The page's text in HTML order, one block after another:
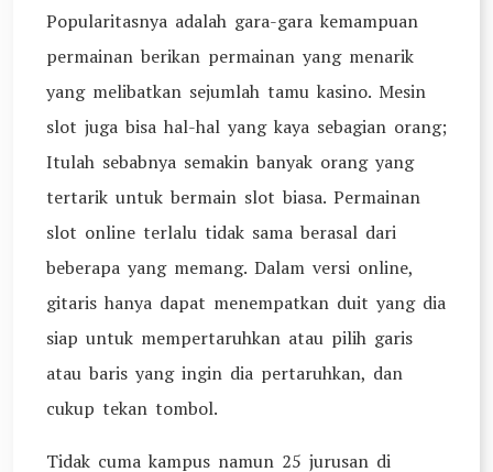
Popularitasnya adalah gara-gara kemampuan
permainan berikan permainan yang menarik
yang melibatkan sejumlah tamu kasino. Mesin
slot juga bisa hal-hal yang kaya sebagian orang;
Itulah sebabnya semakin banyak orang yang
tertarik untuk bermain slot biasa. Permainan
slot online terlalu tidak sama berasal dari
beberapa yang memang. Dalam versi online,
gitaris hanya dapat menempatkan duit yang dia
siap untuk mempertaruhkan atau pilih garis
atau baris yang ingin dia pertaruhkan, dan
cukup tekan tombol.
Tidak cuma kampus namun 25 jurusan di